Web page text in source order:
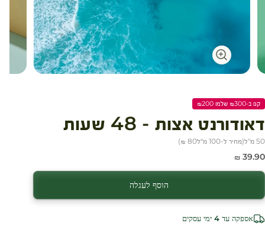
עגלת קניות
קנו ב-₪300 שלמו ₪200
דאודורנט אצות - 48 שעות
50 מ"ל (מחיר ל-100 מ״ל 80 ₪
)
מחיר מבצע
39.90 ₪
הוסף לעגלה
אספקה עד 4 ימי עסקים